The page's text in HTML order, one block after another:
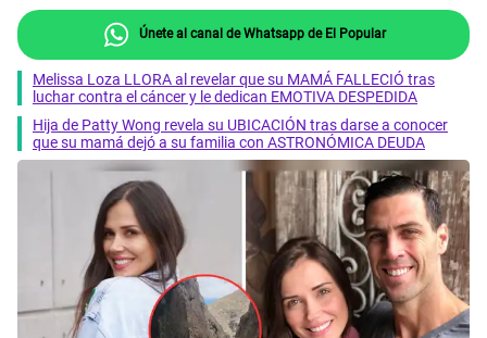
Únete al canal de Whatsapp de El Popular
Melissa Loza LLORA al revelar que su MAMÁ FALLECIÓ tras
luchar contra el cáncer y le dedican EMOTIVA DESPEDIDA
Hija de Patty Wong revela su UBICACIÓN tras darse a conocer
que su mamá dejó a su familia con ASTRONÓMICA DEUDA